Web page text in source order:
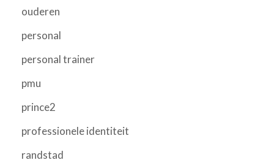
ouderen
personal
personal trainer
pmu
prince2
professionele identiteit
randstad